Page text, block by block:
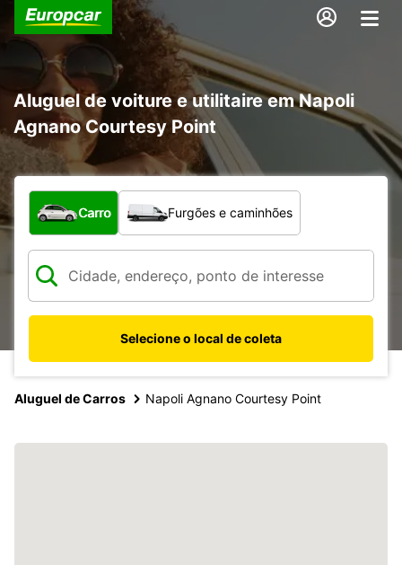
Aluguel de voiture e utilitaire em Napoli
Agnano Courtesy Point
Qual tipo de veículo?
Carro Furgões e caminhões
Selecione o local de coleta
Aluguel de Carros Napoli Agnano Courtesy Point